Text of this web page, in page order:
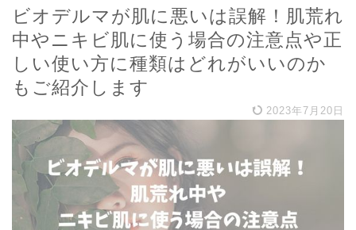
ビオデルマが肌に悪いは誤解！肌荒れ
中やニキビ肌に使う場合の注意点や正
しい使い方に種類はどれがいいのか
もご紹介します
2023年7月20日